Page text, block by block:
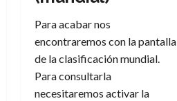
Para acabar nos
encontraremos con la pantalla
de la clasificación mundial.
Para consultarla
necesitaremos activar la